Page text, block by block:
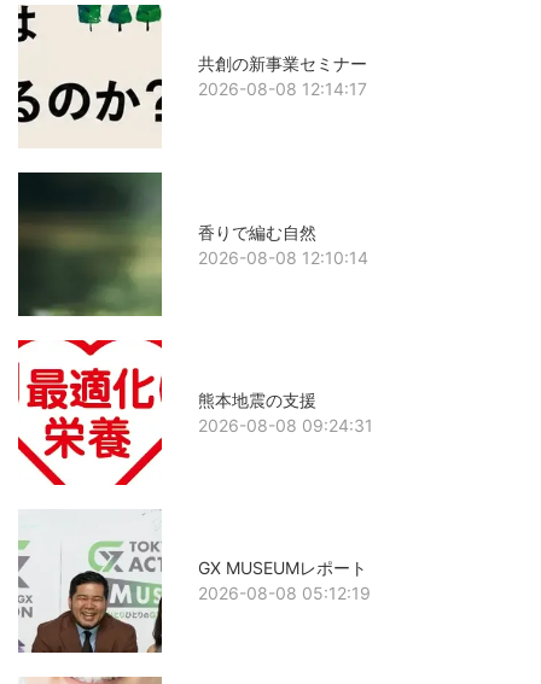
共創の新事業セミナー
2026-08-08 12:14:17
香りで編む自然
2026-08-08 12:10:14
熊本地震の支援
2026-08-08 09:24:31
GX MUSEUMレポート
2026-08-08 05:12:19